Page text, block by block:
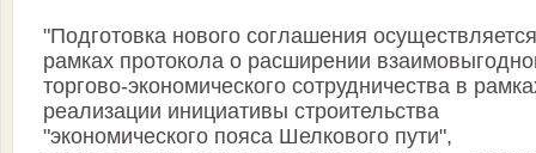
"Подготовка нового соглашения
рамках протокола о расширении
торгово-экономического сотрудничества в
реализации инициативы строительства
"экономического пояса Шелкового пути",